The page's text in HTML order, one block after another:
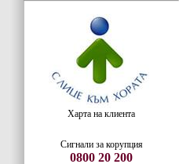
Харта на клиента
Сигнали за корупция
0800 20 200